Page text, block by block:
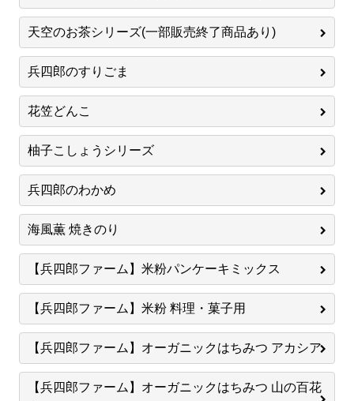
天空のお茶シリーズ(一部販売終了商品あり)
兵四郎のすりごま
花笠どんこ
柚子こしょうシリーズ
兵四郎のわかめ
海風薫 焼きのり
【兵四郎ファーム】米粉パンケーキミックス
【兵四郎ファーム】米粉 料理・菓子用
【兵四郎ファーム】オーガニックはちみつ アカシア
【兵四郎ファーム】オーガニックはちみつ 山の百花